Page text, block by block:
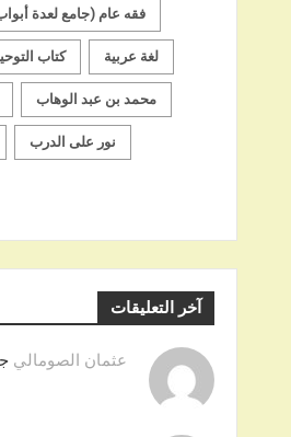
فقه عام (جامع لعدة
كتاب لغة عربية
محمد بن عبد الوهاب
نور على الدرب
آخر التعليقات
عثمان الصومالي